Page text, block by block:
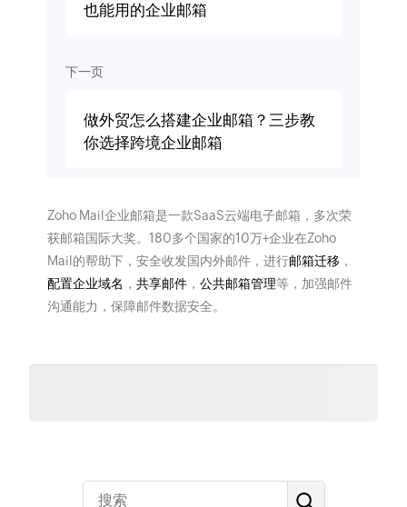
也能用的企业邮箱
下一页
做外贸怎么搭建企业邮箱？三步教
你选择跨境企业邮箱
Zoho Mail企业邮箱是一款SaaS云端电子邮箱，多次荣
获邮箱国际大奖。180多个国家的10万+企业在Zoho
Mail的帮助下，安全收发国内外邮件，进行邮箱迁移 ，
配置企业域名 ， 共享邮件， 公共邮箱管理等，加强邮件
沟通能力，保障邮件数据安全。